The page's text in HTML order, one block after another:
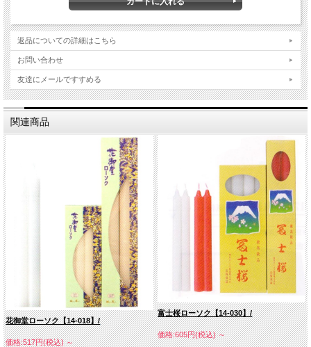
返品についての詳細はこちら
お問い合わせ
友達にメールですすめる
関連商品
花御堂ローソク【14-018】/
価格:517円(税込)～
富士桜ローソク【14-030】/
価格:605円(税込)～